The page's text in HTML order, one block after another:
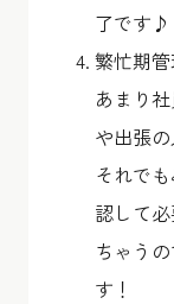
了です♪
繁忙期
あまり
や出張
それで
認して
ちゃう
す！